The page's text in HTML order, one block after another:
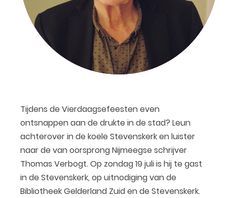
Tijdens de Vierdaagsefeesten even
ontsnappen aan de drukte in de stad? Leun
achterover in de koele Stevenskerk en luister
naar de van oorsprong Nijmeegse schrijver
Thomas Verbogt. Op zondag 19 juli is hij te gast
in de Stevenskerk, op uitnodiging van de
Bibliotheek Gelderland Zuid en de Stevenskerk.